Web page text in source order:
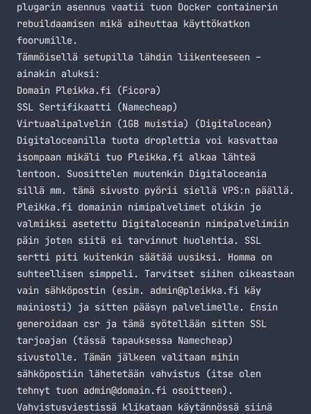
plugarin asennus vaatii tuon Docker containerin
rebuildaamisen mikä aiheuttaa käyttökatkon
foorumille.
Tämmöisellä setupilla lähdin liikenteeseen –
ainakin aluksi:
Domain Pleikka.fi (Ficora)
SSL Sertifikaatti (Namecheap)
Virtuaalipalvelin (1GB muistia) (Digitalocean)
Digitaloceanilla tuota droplettia voi kasvattaa
isompaan mikäli tuo Pleikka.fi alkaa lähteä
lentoon. Suosittelen muutenkin Digitaloceania
sillä mm. tämä sivusto pyörii siellä VPS:n päällä.
Pleikka.fi domainin nimipalvelimet olikin jo
valmiiksi asetettu Digitaloceanin nimipalvelimiin
päin joten siitä ei tarvinnut huolehtia. SSL
sertti piti kuitenkin säätää uusiksi. Homma on
suhteellisen simppeli. Tarvitset siihen oikeastaan
vain sähköpostin (esim. admin@pleikka.fi käy
mainiosti) ja sitten pääsyn palvelimelle. Ensin
generoidaan csr ja tämä syötellään sitten SSL
tarjoajan (tässä tapauksessa Namecheap)
sivustolle. Tämän jälkeen valitaan mihin
sähköpostiin lähetetään vahvistus (itse olen
tehnyt tuon admin@domain.fi osoitteen).
Vahvistusviestissä klikataan käytännössä siinä